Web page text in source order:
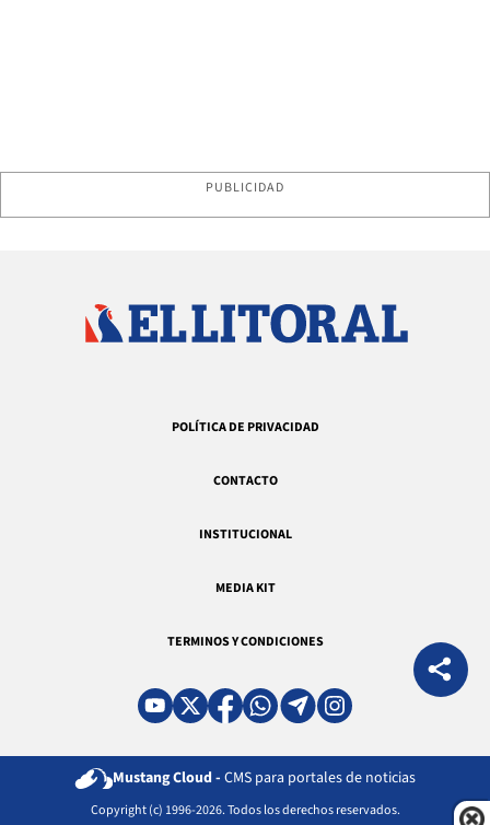
PUBLICIDAD
POLÍTICA DE PRIVACIDAD
CONTACTO
INSTITUCIONAL
MEDIA KIT
TERMINOS Y CONDICIONES
Mustang Cloud - CMS para portales de noticias
Copyright (c) 1996-2026. Todos los derechos reservados.